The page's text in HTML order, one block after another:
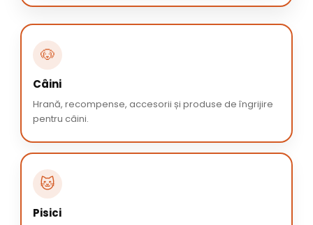
🐶
Câini
Hrană, recompense, accesorii și produse de îngrijire
pentru câini.
🐱
Pisici